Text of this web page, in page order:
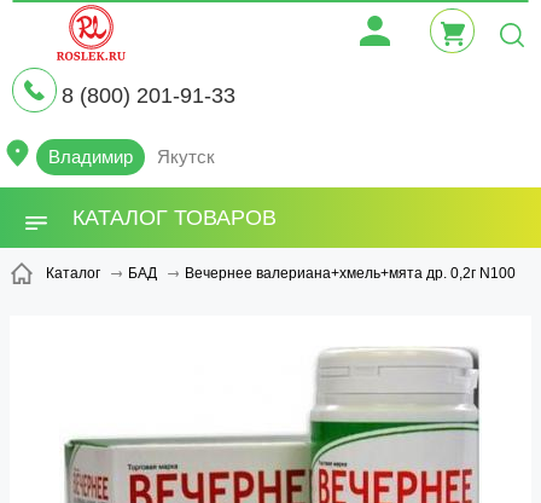
8 (800) 201-91-33
Владимир Якутск
КАТАЛОГ ТОВАРОВ
Каталог БАД Вечернее валериана+хмель+мята др. 0,2г N100